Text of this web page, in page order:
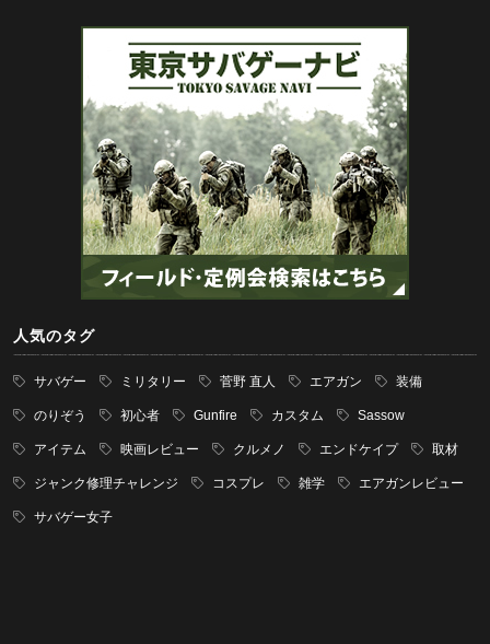
人気のタグ
サバゲー ミリタリー 菅野 直人 エアガン 装備
のりぞう 初心者 Gunfire カスタム Sassow
アイテム 映画レビュー クルメノ エンドケイプ 取材
ジャンク修理チャレンジ コスプレ 雑学 エアガンレビュー
サバゲー女子